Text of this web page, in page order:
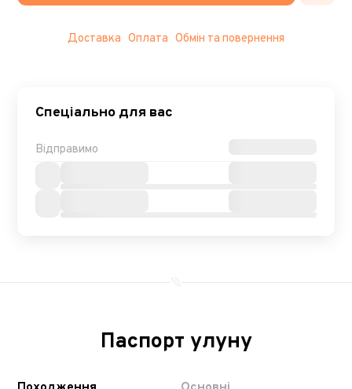
Доставка Оплата Обмін та повернення
Спеціально для вас
Відправимо
Паспорт улуну